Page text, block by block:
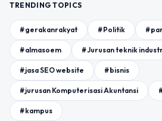
TRENDING TOPICS
#gerakanrakyat #Politik
#almasoem #Jurusan teknik
#jasa SEO website #bisnis
#jurusan Komputerisasi Akuntansi
#kampus